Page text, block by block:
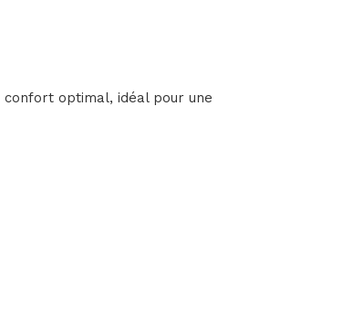
optimal, idéal pour une